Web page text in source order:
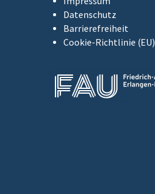
Datenschutz
Barrierefreiheit
Cookie-Richtlinie (EU)